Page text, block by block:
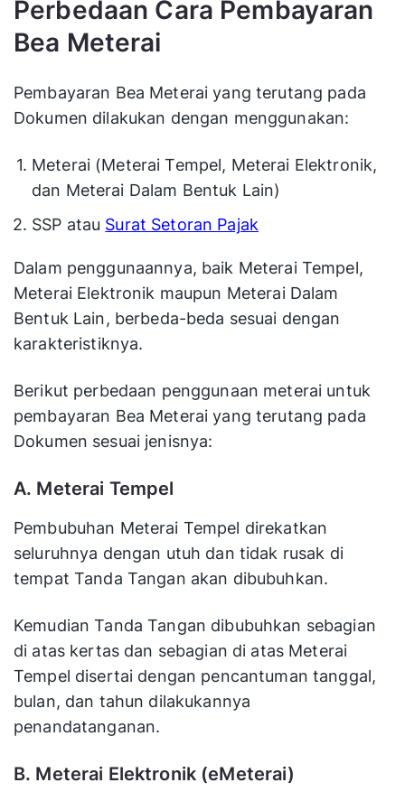
Perbedaan Cara Pembayaran
Bea Meterai
Pembayaran Bea Meterai yang terutang pada
Dokumen dilakukan dengan menggunakan:
Meterai (Meterai Tempel, Meterai Elektronik,
dan Meterai Dalam Bentuk Lain)
SSP atau Surat Setoran Pajak
Dalam penggunaannya, baik Meterai Tempel,
Meterai Elektronik maupun Meterai Dalam
Bentuk Lain, berbeda-beda sesuai dengan
karakteristiknya.
Berikut perbedaan penggunaan meterai untuk
pembayaran Bea Meterai yang terutang pada
Dokumen sesuai jenisnya:
A. Meterai Tempel
Pembubuhan Meterai Tempel direkatkan
seluruhnya dengan utuh dan tidak rusak di
tempat Tanda Tangan akan dibubuhkan.
Kemudian Tanda Tangan dibubuhkan sebagian
di atas kertas dan sebagian di atas Meterai
Tempel disertai dengan pencantuman tanggal,
bulan, dan tahun dilakukannya
penandatanganan.
B. Meterai Elektronik (eMeterai)